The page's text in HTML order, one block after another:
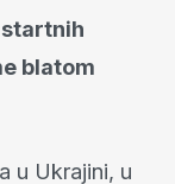
blatom
u Ukrajini, u